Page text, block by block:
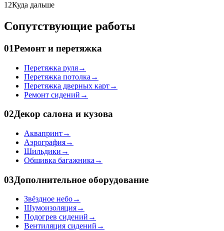
12Куда дальше
Сопутствующие работы
01Ремонт и перетяжка
Перетяжка руля→
Перетяжка потолка →
Перетяжка дверных карт→
Ремонт сидений →
02Декор салона и кузова
Аквапринт→
Аэрография→
Шильдики →
Обшивка багажника →
03Дополнительное оборудование
Звёздное небо→
Шумоизоляция→
Подогрев сидений →
Вентиляция сидений →